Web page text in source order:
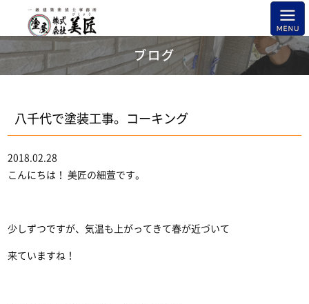
ブログ
八千代で塗装工事。コーキング
2018.02.28
こんにちは！ 美匠の細萱です。
少しずつですが、気温も上がってきて春が近づいて
来ていますね！